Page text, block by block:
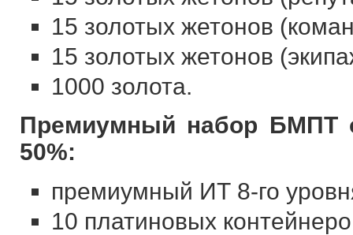
15 золотых жетонов
15 золотых жетонов
1000 золота.
Премиумный набор БМПТ
50%:
премиумный ИТ 8-го
10 платиновых